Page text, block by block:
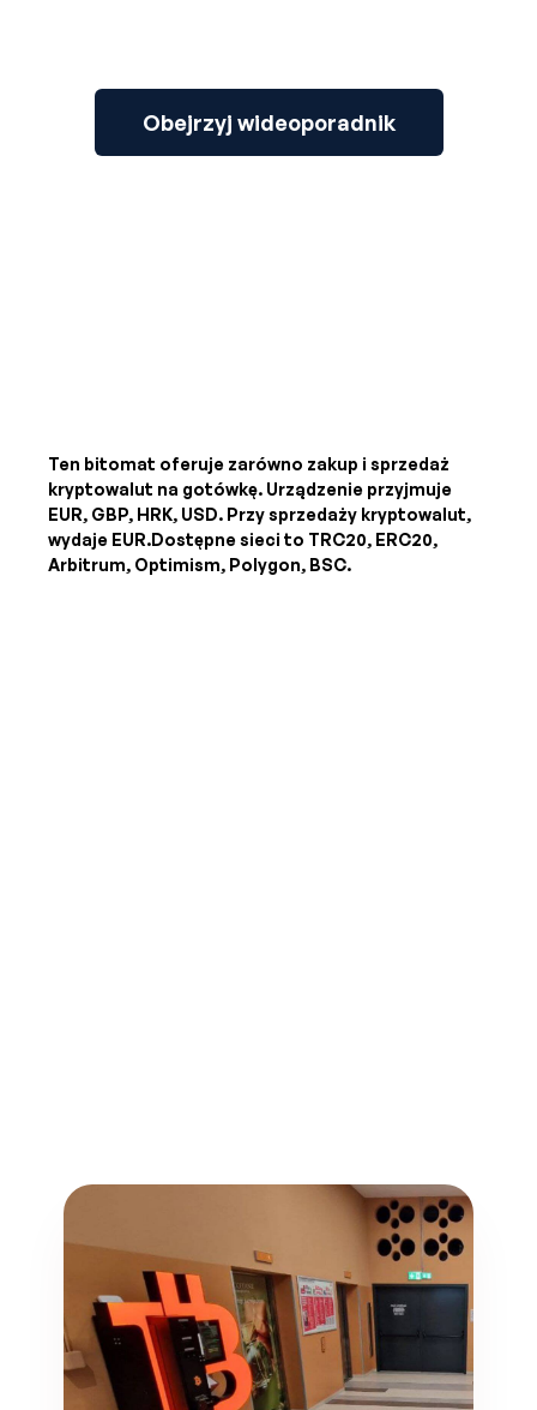
Obejrzyj wideoporadnik
Ten bitomat oferuje zarówno zakup i sprzedaż
kryptowalut na gotówkę. Urządzenie przyjmuje
EUR, GBP, HRK, USD. Przy sprzedaży kryptowalut,
wydaje EUR.Dostępne sieci to TRC20, ERC20,
Arbitrum, Optimism, Polygon, BSC.